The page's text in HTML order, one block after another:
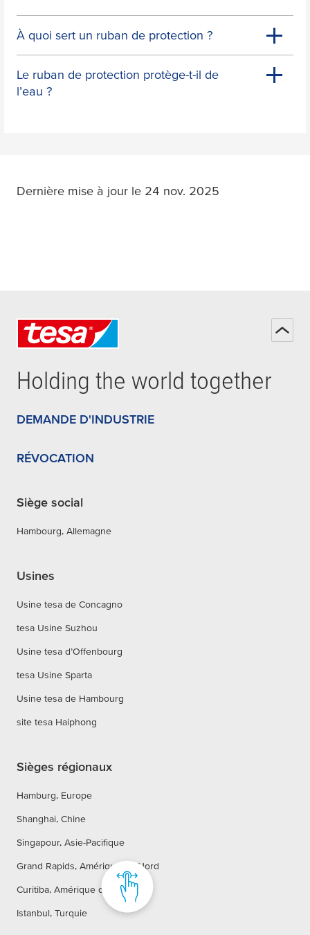
À quoi sert un ruban de protection ?
Le ruban de protection protège-t-il de
l’eau ?
Dernière mise à jour le 24 nov. 2025
Holding the world together
DEMANDE D'INDUSTRIE
RÉVOCATION
Siège social
Hambourg, Allemagne
Usines
Usine tesa de Concagno
tesa Usine Suzhou
Usine tesa d’Offenbourg
tesa Usine Sparta
Usine tesa de Hambourg
site tesa Haiphong
Sièges régionaux
Hamburg, Europe
Shanghai, Chine
Singapour, Asie-Pacifique
Grand Rapids, Amérique du Nord
Curitiba, Amérique du Sud
Istanbul, Turquie